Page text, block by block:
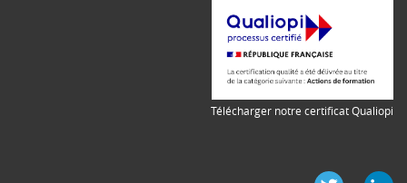
Télécharger notre certificat Qualiopi